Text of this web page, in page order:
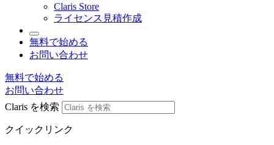
Claris Store
ライセンス見積作成
無料で始める
お問い合わせ
無料で始める
お問い合わせ
Claris を検索
クイックリンク